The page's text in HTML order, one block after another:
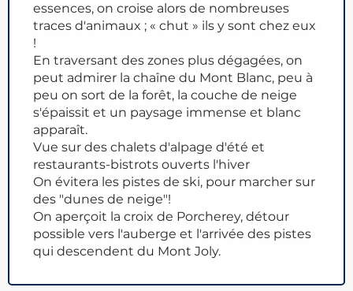
essences, on croise alors de nombreuses
traces d'animaux ; « chut » ils y sont chez eux
!
En traversant des zones plus dégagées, on
peut admirer la chaîne du Mont Blanc, peu à
peu on sort de la forêt, la couche de neige
s'épaissit et un paysage immense et blanc
apparaît.
Vue sur des chalets d'alpage d'été et
restaurants-bistrots ouverts l'hiver
On évitera les pistes de ski, pour marcher sur
des "dunes de neige"!
On aperçoit la croix de Porcherey, détour
possible vers l'auberge et l'arrivée des pistes
qui descendent du Mont Joly.